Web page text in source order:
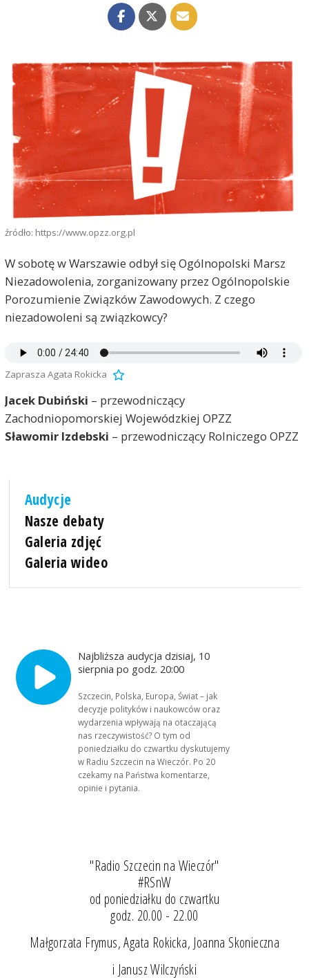
źródło: https://www.opzz.org.pl
W sobotę w Warszawie odbył się Ogólnopolski Marsz
Niezadowolenia, zorganizowany przez Ogólnopolskie
Porozumienie Związków Zawodowych. Z czego
niezadowoleni są związkowcy?
Zaprasza Agata Rokicka
Jacek Dubiński – przewodniczący
Zachodniopomorskiej Wojewódzkiej OPZZ
Sławomir Izdebski – przewodniczący Rolniczego OPZZ
Audycje
Nasze debaty
Galeria zdjęć
Galeria wideo
Najbliższa audycja dzisiaj, 10
sierpnia po godz. 20:00
Szczecin, Polska, Europa, Świat – jak
decyzje polityków i naukowców oraz
wydarzenia wpływają na otaczającą
nas rzeczywistość? O tym od
poniedziałku do czwartku dyskutujemy
w Radiu Szczecin na Wieczór. Po 20
czekamy na Państwa komentarze,
opinie i pytania.
"Radio Szczecin na Wieczór"
#RSnW
od poniedziałku do czwartku
godz. 20.00 - 22.00
Małgorzata Frymus, Agata Rokicka, Joanna Skonieczna
i Janusz Wilczyński